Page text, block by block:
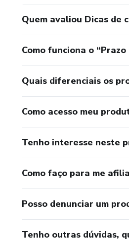
Quem avaliou Dicas de
Como funciona o
Quais diferenciais os
Como acesso meu
Tenho interesse neste
Como faço para me
Posso denunciar um
Tenho outras dúvidas,